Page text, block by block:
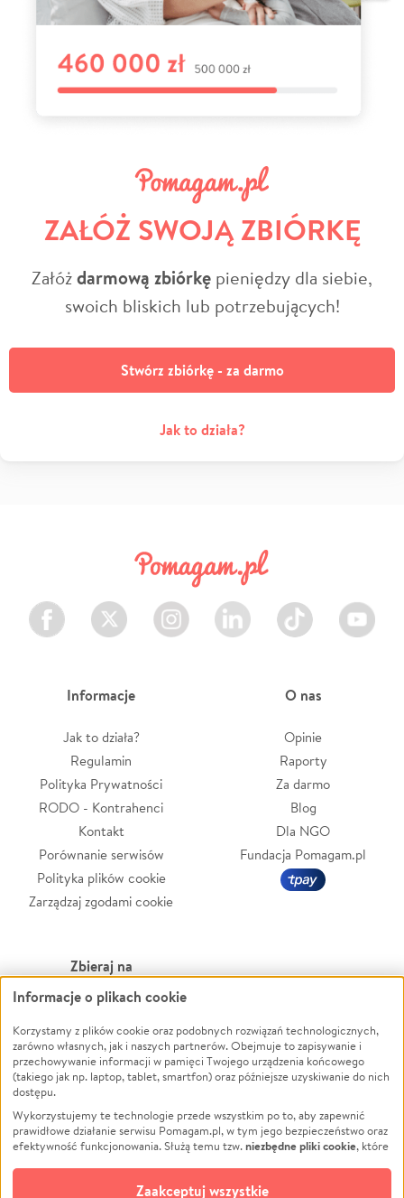
ZAŁÓŻ SWOJĄ ZBIÓRKĘ
Załóżdarmową zbiórkę pieniędzy dla siebie,
swoich bliskich lub potrzebujących!
Stwórz zbiórkę - za darmo
Jak to działa?
Facebook Twitter Instagram LinkedIn TikTok Youtube
Informacje
Jak to działa?
Regulamin
Polityka Prywatności
RODO - Kontrahenci
Kontakt
Porównanie serwisów
Polityka plików cookie
Zarządzaj zgodami cookie
O nas
Opinie
Raporty
Za darmo
Blog
Dla NGO
Fundacja Pomagam.pl
Zbieraj na
Leczenie
Zwierzęta
Pożar
Ukraina
Pomoc Finansowa
Projekty
Pogrzeb
Powódź
Wichura
NGO
Edukacja
Podróż
Impreza
Informacje o plikach cookie
Korzystamy z plików cookie oraz podobnych rozwiązań technologicznych,
zarówno własnych, jak i naszych partnerów. Obejmuje to zapisywanie i
przechowywanie informacji w pamięci Twojego urządzenia końcowego
(takiego jak np. laptop, tablet, smartfon) oraz późniejsze uzyskiwanie do nich
dostępu.
Wykorzystujemy te technologie przede wszystkim po to, aby zapewnić
prawidłowe działanie serwisu Pomagam.pl, w tym jego bezpieczeństwo oraz
efektywność funkcjonowania. Służą temu tzw.niezbędne pliki cookie, które
opcjonalnych plików cookie
Zaakceptuj wszystkie